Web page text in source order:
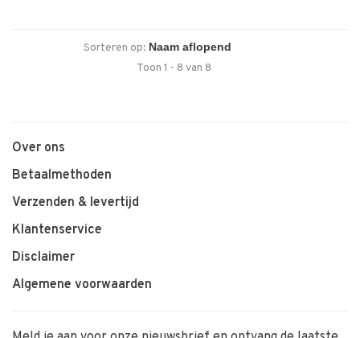
Sorteren op:
Toon 1 - 8 van 8
Over ons
Betaalmethoden
Verzenden & levertijd
Klantenservice
Disclaimer
Algemene voorwaarden